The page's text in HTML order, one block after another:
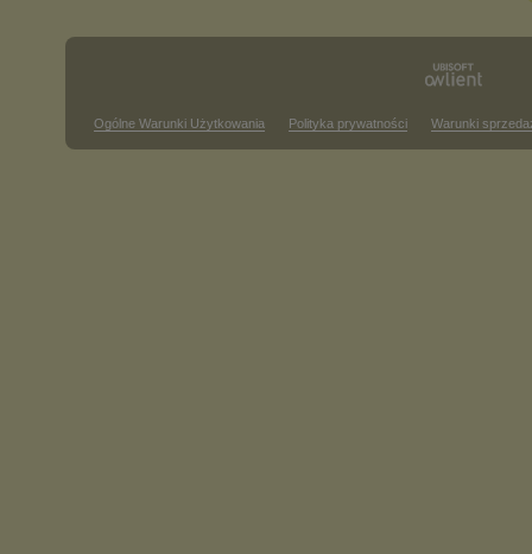
Ogólne Warunki Użytkowania Polityka prywatności Warunki